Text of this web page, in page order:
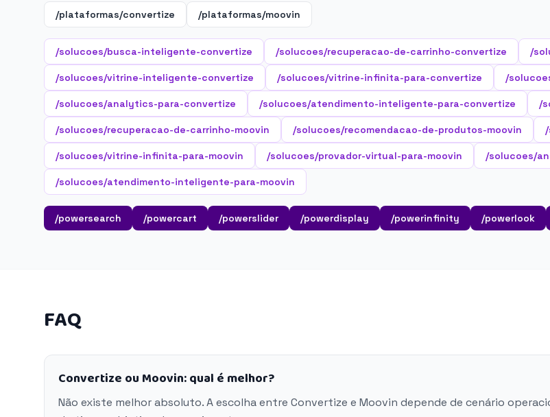
/plataformas/convertize /plataformas/moovin
/solucoes/busca-inteligente-convertize /solucoes/recuperacao-de-carrinho-convertize /
/solucoes/vitrine-inteligente-convertize /solucoes/vitrine-infinita-para-convertize /
/solucoes/analytics-para-convertize /solucoes/atendimento-inteligente-para-convertize /
/solucoes/recuperacao-de-carrinho-moovin /solucoes/recomendacao-de-produtos-moovin
/solucoes/vitrine-infinita-para-moovin /solucoes/provador-virtual-para-moovin /solucoes/
/solucoes/atendimento-inteligente-para-moovin
/powersearch /powercart /powerslider /powerdisplay /powerinfinity /powerlook
FAQ
Convertize ou Moovin: qual é melhor?
Não existe melhor absoluto. A escolha entre Convertize e Moovin depende de cenário